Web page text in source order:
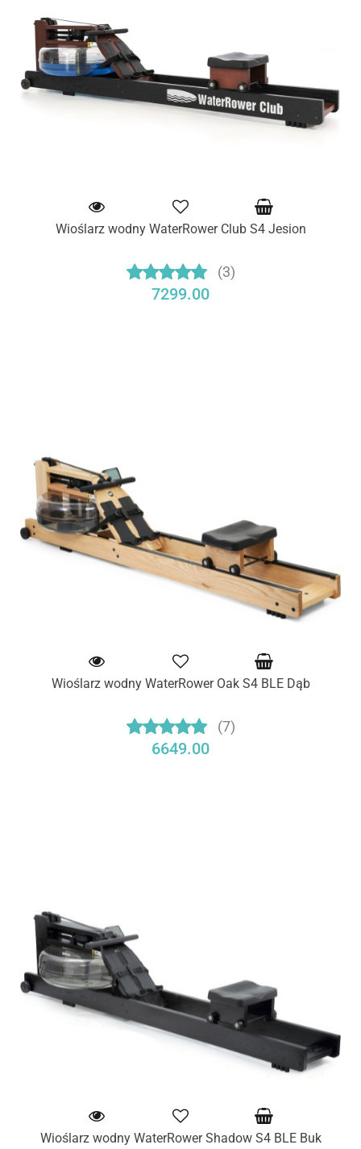
Wioślarz wodny WaterRower Club S4 Jesion
(3)
7299.00
Wioślarz wodny WaterRower Oak S4 BLE Dąb
(7)
6649.00
Wioślarz wodny WaterRower Shadow S4 BLE Buk